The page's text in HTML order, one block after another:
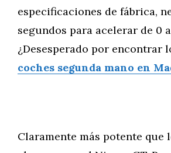
especificaciones de fábrica,
segundos para acelerar de 0 a
¿Desesperado por encontrar
coches segunda mano en
Claramente más potente que